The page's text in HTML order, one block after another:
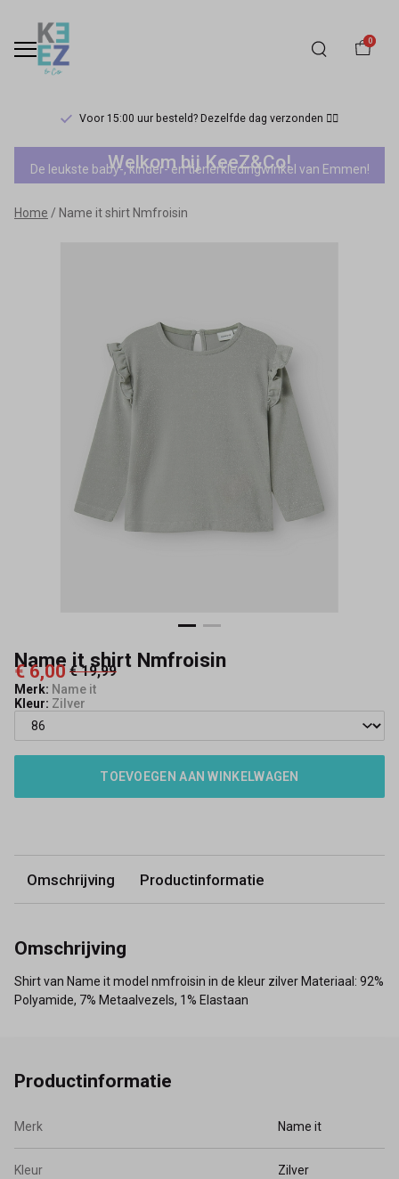
0
Voor 15:00 uur besteld? Dezelfde dag verzonden 🏃‍♀️
Name
it
shirt
Keez&Co
Welkom bij KeeZ&Co!
De leukste baby-, kinder- en tienerkledingwinkel van Emmen!
Home Name it shirt Nmfroisin
Name it shirt Nmfroisin
€ 6,00 € 19,99
Merk: Name it
Kleur: Zilver
TOEVOEGEN AAN WINKELWAGEN
Omschrijving Productinformatie
Omschrijving
Shirt van Name it model nmfroisin in de kleur zilver Materiaal: 92%
Polyamide, 7% Metaalvezels, 1% Elastaan
Productinformatie
Merk Name it
Kleur Zilver